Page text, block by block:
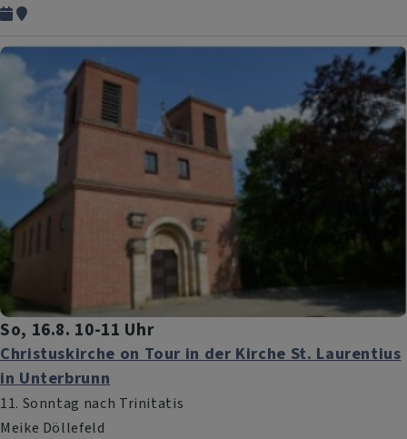
So, 16.8. 10-11 Uhr
Christuskirche on Tour in der Kirche St. Laurentius
in Unterbrunn
11. Sonntag nach Trinitatis
Meike Döllefeld